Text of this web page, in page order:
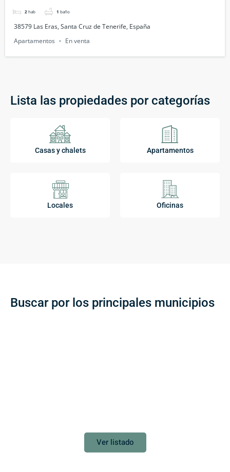
2 hab 1 baño
38579 Las Eras, Santa Cruz de Tenerife, España
Apartamentos
En venta
Lista las propiedades por categorías
Casas y chalets Apartamentos
Locales Oficinas
Buscar por los principales municipios
Ver listado